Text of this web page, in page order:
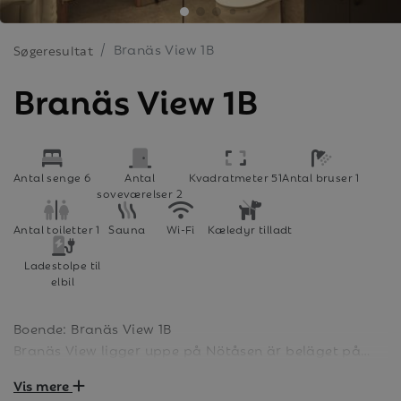
Søgeresultat Branäs View 1B
Branäs View 1B
Antal senge 6
Antal
soveværelser 2
Kvadratmeter 51Antal bruser 1
Antal toiletter 1 Sauna Wi-Fi
Kæledyr tilladt
Ladestolpe til
elbil
Boende: Branäs View 1B
Branäs View ligger uppe på Nötåsen är beläget på
längdspåren. Boendet är på 51 kvm och har 2 sovrum
Vis mere